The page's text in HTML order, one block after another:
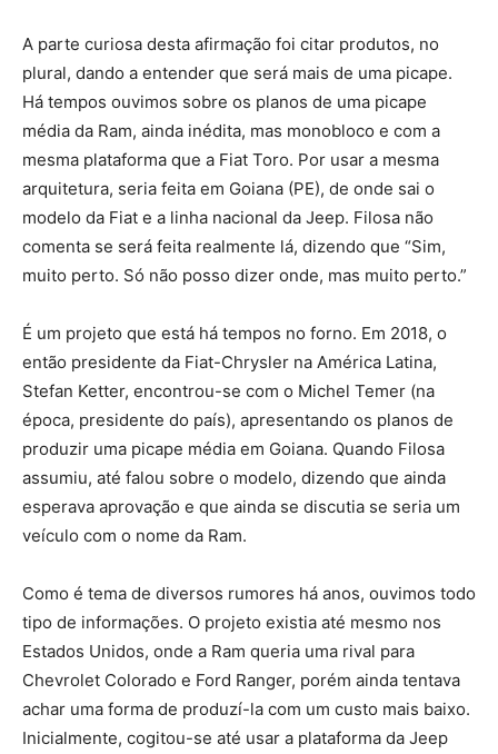
A parte curiosa desta afirmação foi citar produtos, no
plural, dando a entender que será mais de uma picape.
Há tempos ouvimos sobre os planos de uma picape
média da Ram, ainda inédita, mas monobloco e com a
mesma plataforma que a Fiat Toro. Por usar a mesma
arquitetura, seria feita em Goiana (PE), de onde sai o
modelo da Fiat e a linha nacional da Jeep. Filosa não
comenta se será feita realmente lá, dizendo que “Sim,
muito perto. Só não posso dizer onde, mas muito perto.”
É um projeto que está há tempos no forno. Em 2018, o
então presidente da Fiat-Chrysler na América Latina,
Stefan Ketter, encontrou-se com o Michel Temer (na
época, presidente do país), apresentando os planos de
produzir uma picape média em Goiana. Quando Filosa
assumiu, até falou sobre o modelo, dizendo que ainda
esperava aprovação e que ainda se discutia se seria um
veículo com o nome da Ram.
Como é tema de diversos rumores há anos, ouvimos todo
tipo de informações. O projeto existia até mesmo nos
Estados Unidos, onde a Ram queria uma rival para
Chevrolet Colorado e Ford Ranger, porém ainda tentava
achar uma forma de produzí-la com um custo mais baixo.
Inicialmente, cogitou-se até usar a plataforma da Jeep